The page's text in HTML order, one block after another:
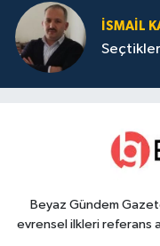
İSMAIL
Beyaz Gündem
evrensel ilkleri referans